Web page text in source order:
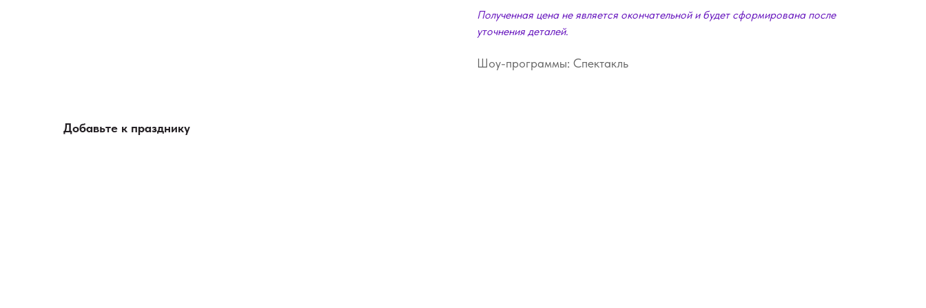
Полученная цена не является окончательной и будет сформирована после
уточнения деталей.
Шоу-программы: Спектакль
Добавьте к празднику